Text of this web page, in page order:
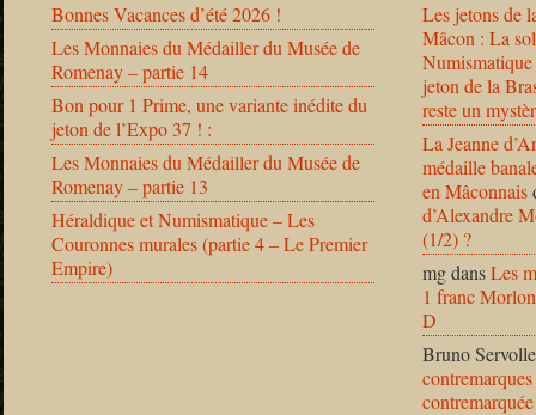
Bonnes Vacances d’été 2026 !
Les Monnaies du Médailler du Musée de
Romenay – partie 14
Bon pour 1 Prime, une variante inédite du
jeton de l’Expo 37 ! :
Les Monnaies du Médailler du Musée de
Romenay – partie 13
Héraldique et Numismatique – Les
Couronnes murales (partie 4 – Le Premier
Empire)
Les jetons de
Mâcon : La
jeton de la
reste un
La Jeanne
médaille
en Mâconnais
d’Alexandre
(1/2) ?
mgdansLes
1 franc
D
Bruno Servolle